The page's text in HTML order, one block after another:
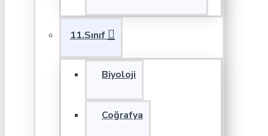
11.Sınıf
Biyoloji
Coğrafya